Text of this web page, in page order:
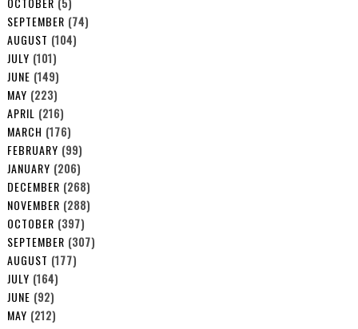
SEPTEMBER (74)
AUGUST (104)
JULY (101)
JUNE (149)
MAY (223)
APRIL (216)
MARCH (176)
FEBRUARY (99)
JANUARY (206)
DECEMBER (268)
NOVEMBER (288)
OCTOBER (397)
SEPTEMBER (307)
AUGUST (177)
JULY (164)
JUNE (92)
MAY (212)